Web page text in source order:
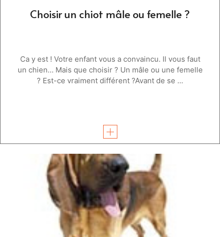
Choisir un chiot mâle ou femelle ?
Ca y est ! Votre enfant vous a convaincu. Il vous faut
un chien… Mais que choisir ? Un mâle ou une femelle
? Est-ce vraiment différent ?Avant de se ...